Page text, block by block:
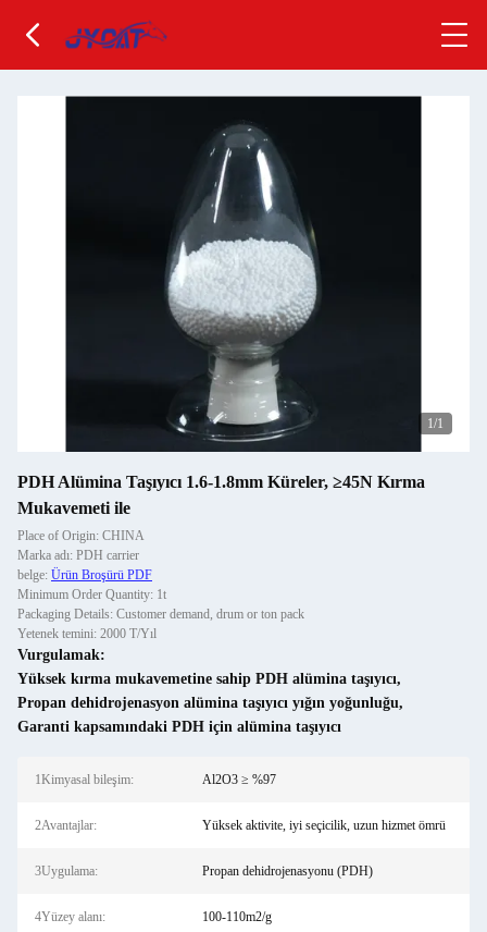
1/1
PDH Alümina Taşıyıcı 1.6-1.8mm Küreler, ≥45N Kırma
Mukavemeti ile
Place of Origin: CHINA
Marka adı: PDH carrier
belge: Ürün Broşürü PDF
Minimum Order Quantity: 1t
Packaging Details: Customer demand, drum or ton pack
Yetenek temini: 2000 T/Yıl
Vurgulamak:
Yüksek kırma mukavemetine sahip PDH alümina taşıyıcı,
Propan dehidrojenasyon alümina taşıyıcı yığın yoğunluğu,
Garanti kapsamındaki PDH için alümina taşıyıcı
1Kimyasal bileşim: Al2O3 ≥ %97
2Avantajlar: Yüksek aktivite, iyi seçicilik, uzun hizmet ömrü
3Uygulama: Propan dehidrojenasyonu (PDH)
4Yüzey alanı: 100-110m2/g